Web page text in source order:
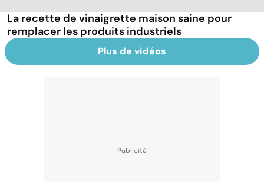
La recette de vinaigrette maison saine pour
remplacer les produits industriels
Plus de vidéos